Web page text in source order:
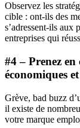
Observez les
cible : ont-ils des
s’adressent-ils aux
entreprises qui
#4 – Prenez
économiques
Grève, bad buzz
il existe de
votre marque